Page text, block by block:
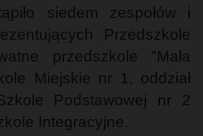
siedem zespołów i
Przedszkole
przedszkole "Mała
Miejskie nr 1, oddział
Podstawowej nr 2
Integracyjne.